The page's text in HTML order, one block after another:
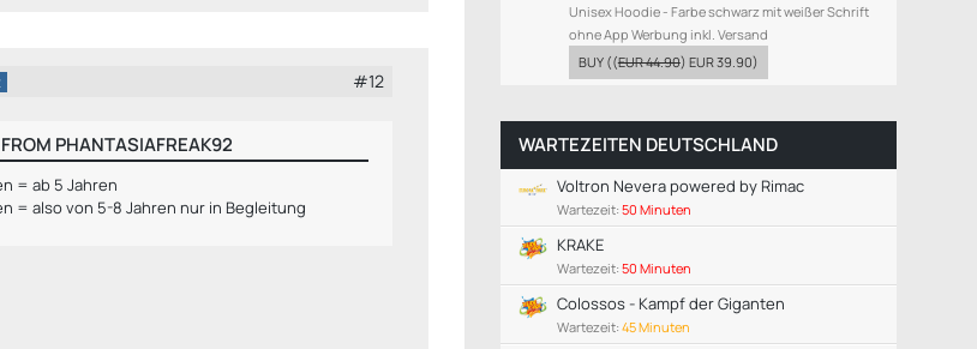
#12
PHANTASIAFREAK92
= ab 5 Jahren
= also von 5-8 Jahren nur in Begleitung
Unisex Hoodie - Farbe schwarz mit weißer Schrift
ohne App Werbung inkl. Versand
BUY ((EUR 44.90) EUR 39.90)
WARTEZEITEN DEUTSCHLAND
Voltron Nevera powered by Rimac
Wartezeit: 50 Minuten
KRAKE
Wartezeit: 50 Minuten
Colossos - Kampf der Giganten
Wartezeit: 45 Minuten